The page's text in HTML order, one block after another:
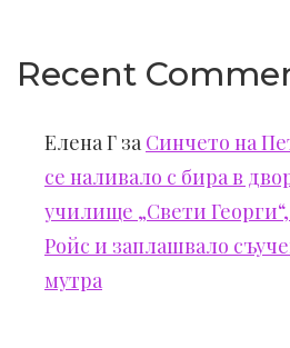
Recent
Елена Г за Синчето на
се наливало с бира в
училище „Свети Георги“,
Ройс и заплашвало
мутра